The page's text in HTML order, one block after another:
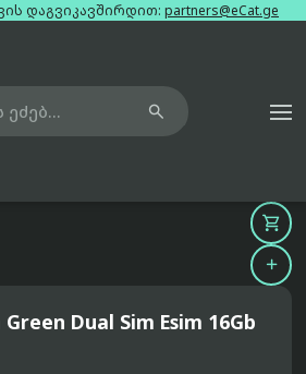
დაგვიკავშირდით: partners@eCat.ge

Dual Sim Esim 16Gb

